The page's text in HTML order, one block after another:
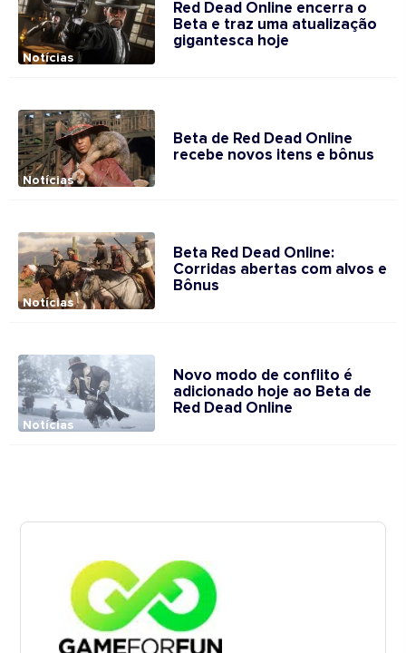
Notícias
Red Dead Online encerra o
Beta e traz uma atualização
gigantesca hoje
Notícias
Beta de Red Dead Online
recebe novos itens e bônus
Notícias
Beta Red Dead Online:
Corridas abertas com alvos e
Bônus
Notícias
Novo modo de conflito é
adicionado hoje ao Beta de
Red Dead Online